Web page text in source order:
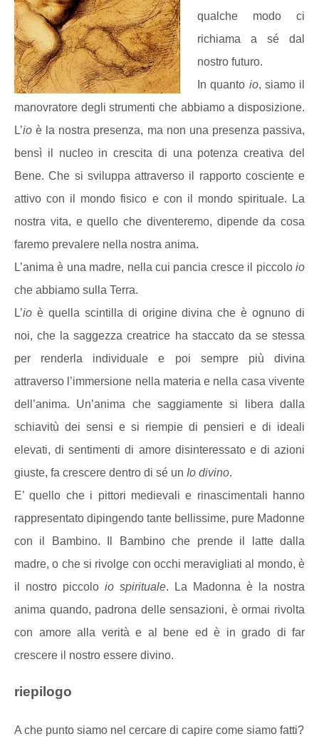
qualche modo ci
richiama a sé dal
nostro futuro.
In quanto io, siamo il
manovratore degli strumenti che abbiamo a disposizione.
L’io è la nostra presenza, ma non una presenza passiva,
bensì il nucleo in crescita di una potenza creativa del
Bene. Che si sviluppa attraverso il rapporto cosciente e
attivo con il mondo fisico e con il mondo spirituale. La
nostra vita, e quello che diventeremo, dipende da cosa
faremo prevalere nella nostra anima.
L’anima è una madre, nella cui pancia cresce il piccoloio
che abbiamo sulla Terra.
L’io è quella scintilla di origine divina che è ognuno di
noi, che la saggezza creatrice ha staccato da se stessa
per renderla individuale e poi sempre più divina
attraverso l’immersione nella materia e nella casa vivente
dell’anima. Un’anima che saggiamente si libera dalla
schiavitù dei sensi e si riempie di pensieri e di ideali
elevati, di sentimenti di amore disinteressato e di azioni
giuste, fa crescere dentro di sé un Io divino.
E’ quello che i pittori medievali e rinascimentali hanno
rappresentato dipingendo tante bellissime, pure Madonne
con il Bambino. Il Bambino che prende il latte dalla
madre, o che si rivolge con occhi meravigliati al mondo, è
il nostro piccolo io spirituale. La Madonna è la nostra
anima quando, padrona delle sensazioni, è ormai rivolta
con amore alla verità e al bene ed è in grado di far
crescere il nostro essere divino.
riepilogo
A che punto siamo nel cercare di capire come siamo fatti?